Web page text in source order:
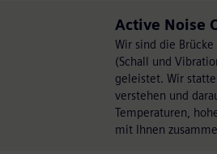
Active Noise
Wir sind die
(Schall und
geleistet. Wir
verstehen und
Temperaturen,
mit Ihnen